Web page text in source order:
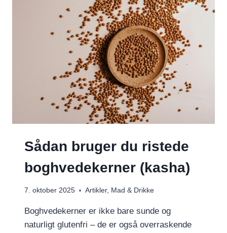
Sådan bruger du ristede
boghvedekerner (kasha)
7. oktober 2025 Artikler, Mad & Drikke
Boghvedekerner er ikke bare sunde og
naturligt glutenfri – de er også overraskende